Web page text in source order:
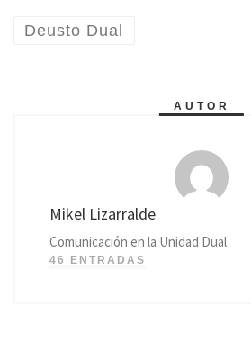
Deusto Dual
AUTOR
Mikel Lizarralde
Comunicación en la Unidad Dual
46 ENTRADAS